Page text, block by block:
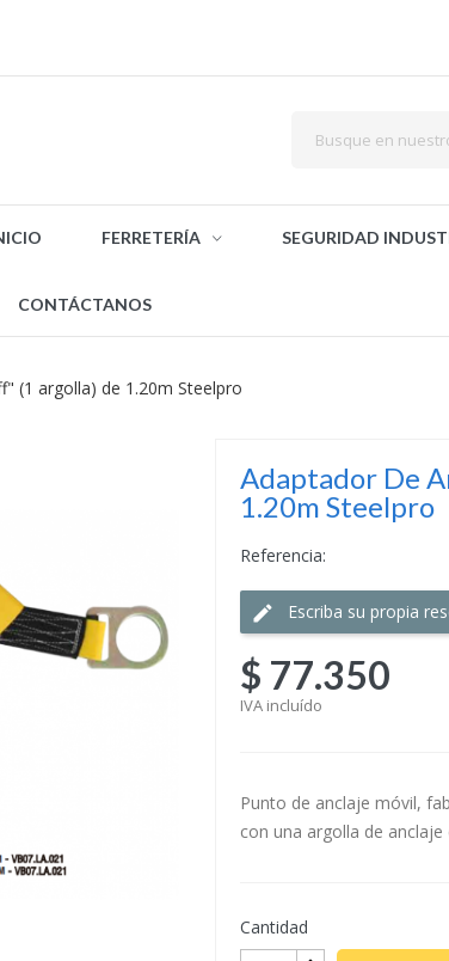
FERRETERÍA SEGURIDAD
CONTÁCTANOS
(1 argolla) de 1.20m Steelpro
Adaptador De
1.20m Steelpro
Referencia:
Escriba su propia
$ 77.350
IVA incluído
Punto de anclaje móvil,
con una argolla de anclaje
Cantidad